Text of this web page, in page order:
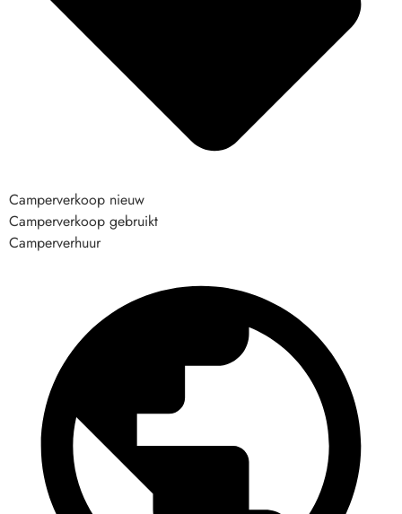
Camperverkoop nieuw
Camperverkoop gebruikt
Camperverhuur